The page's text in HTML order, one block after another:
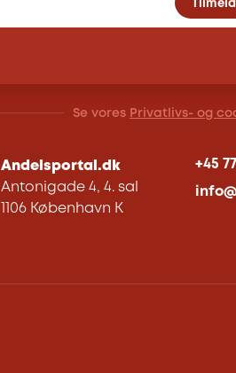
Tilmeld
Se vores Privatlivs- og
Andelsportal.dk
Antonigade 4, 4. sal
1106 København K
+45